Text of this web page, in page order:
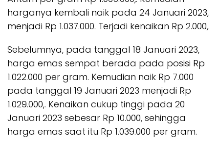
harganya kembali naik pada 24 Januari 2023,
menjadi Rp 1.037.000. Terjadi kenaikan Rp 2.000,.
Sebelumnya, pada tanggal 18 Januari 2023,
harga emas sempat berada pada posisi Rp
1.022.000 per gram. Kemudian naik Rp 7.000
pada tanggal 19 Januari 2023 menjadi Rp
1.029.000,. Kenaikan cukup tinggi pada 20
Januari 2023 sebesar Rp 10.000, sehingga
harga emas saat itu Rp 1.039.000 per gram.